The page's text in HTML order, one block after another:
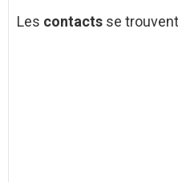
Les contacts se